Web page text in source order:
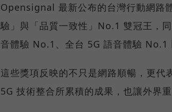
Opensignal 最新公布的台灣行動網路
驗」與「品質一致性」No.1 雙冠王，
音體驗 No.1、全台 5G 語音體驗 No.1
這些獎項反映的不只是網路順暢，更代
5G 技術整合所累積的成果，也讓外界